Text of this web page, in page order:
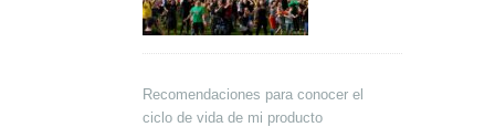
Recomendaciones para conocer el
ciclo de vida de mi producto